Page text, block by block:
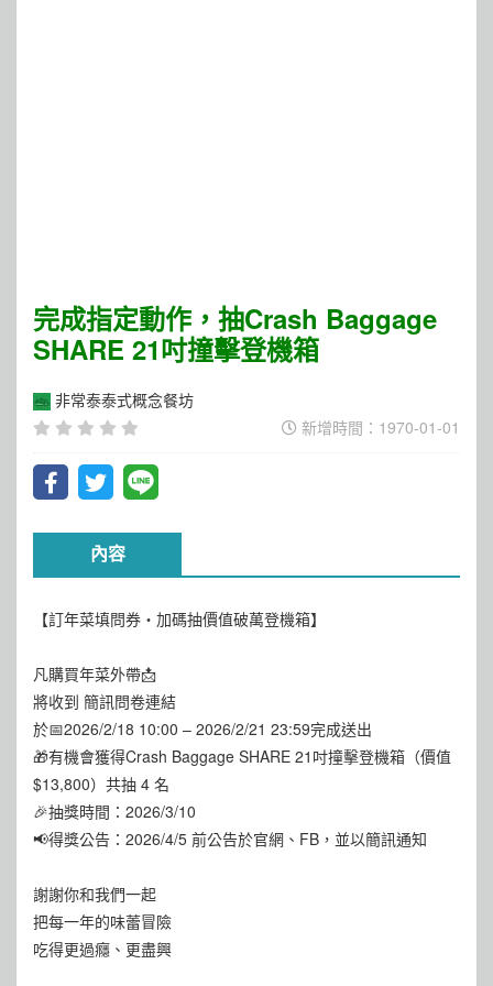
完成指定動作，抽Crash Baggage
SHARE 21吋撞擊登機箱
非常泰泰式概念餐坊
新增時間：1970-01-01
內容
【訂年菜填問券・加碼抽價值破萬登機箱】
凡購買年菜外帶📩
將收到 簡訊問卷連結
於📅2026/2/18 10:00 – 2026/2/21 23:59完成送出
🎁有機會獲得Crash Baggage SHARE 21吋撞擊登機箱（價值
$13,800）共抽 4 名
🎉抽獎時間：2026/3/10
📢得獎公告：2026/4/5 前公告於官網、FB，並以簡訊通知
謝謝你和我們一起
把每一年的味蕾冒險
吃得更過癮、更盡興